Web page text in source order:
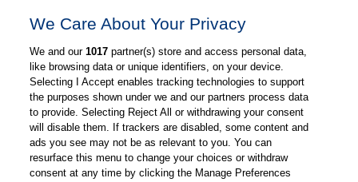
© Thieme Group|support-praxis@thieme.de|Nutzungsbedingungen
Datenschutzerklärung
Impressum Manage Preferences
We Care About Your Privacy
We and our1017 partner(s) store and access personal data,
like browsing data or unique identifiers, on your device.
Selecting I Accept enables tracking technologies to support
the purposes shown under we and our partners process data
to provide. Selecting Reject All or withdrawing your consent
will disable them. If trackers are disabled, some content and
ads you see may not be as relevant to you. You can
resurface this menu to change your choices or withdraw
consent at any time by clicking the Manage Preferences